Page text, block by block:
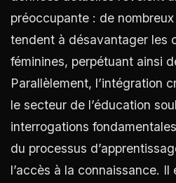
préoccupante : de
tendent à désavantager les
féminines, perpétuant ainsi
Parallèlement, l’intégration
le secteur de l’éducation
interrogations
du processus
l’accès à la connaissance.